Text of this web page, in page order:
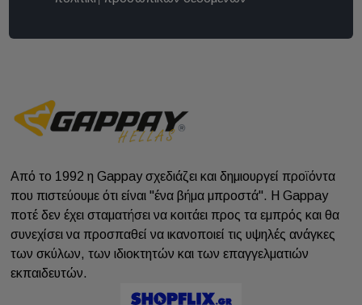
Από το 1992 η Gappay σχεδιάζει και δημιουργεί προϊόντα
που πιστεύουμε ότι είναι "ένα βήμα μπροστά". Η Gappay
ποτέ δεν έχει σταματήσει να κοιτάει προς τα εμπρός και θα
συνεχίσει να προσπαθεί να ικανοποιεί τις υψηλές ανάγκες
των σκύλων, των ιδιοκτητών και των επαγγελματιών
εκπαιδευτών.